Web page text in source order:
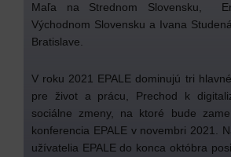
Maľa na Strednom Slovensku,
Východnom Slovensku a Ivana
Bratislave.
V roku 2021 EPALE dominujú tri
pre život a prácu, Prechod k
sociálne zmeny, na ktoré bude
konferencia EPALE v novembri 2021.
užívatelia EPALE do konca októbra